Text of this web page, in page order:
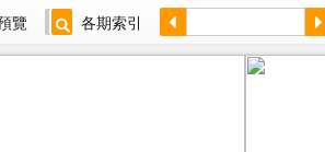
覽 各期索引